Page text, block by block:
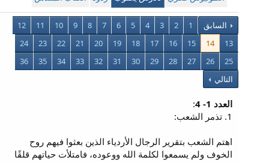
السابق 1
2
3
4
5
6
7
8
9
10
11
12
13
14
15
16
17
18
19
20
21
22
23
24
25
26
27
28
29
30
31
32
33
34
35
36
التالي
العدد 1- 4
:
1. تذمر الشعب:
اهتم الشعب بتقرير الرجال الأردياء الذين بعثوا فيهم روح
الخوف ولم يسمعوا لكلمة الله ووعوده، فامتلأت حياتهم قلقًا